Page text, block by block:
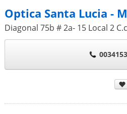
Optica Santa Lucia -
Diagonal 75b # 2a- 15 Local 2